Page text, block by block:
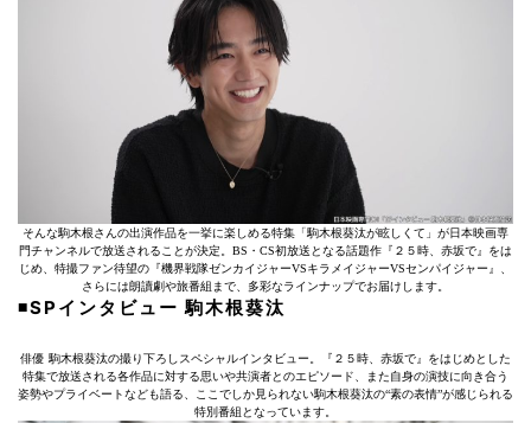
そんな駒木根さんの出演作品を一挙に楽しめる特集「駒木根葵汰が眩しくて」が日本映画専
門チャンネルで放送されることが決定。BS・CS初放送となる話題作『２５時、赤坂で』をは
じめ、特撮ファン待望の『機界戦隊ゼンカイジャーVSキラメイジャーVSセンパイジャー』、
さらには朗讀劇や旅番組まで、多彩なラインナップでお届けします。
◾️SPインタビュー 駒木根葵汰
俳優 駒木根葵汰の撮り下ろしスペシャルインタビュー。『２５時、赤坂で』をはじめとした
特集で放送される各作品に対する思いや共演者とのエピソード、また自身の演技に向き合う
姿勢やプライベートなども語る、ここでしか見られない駒木根葵汰の“素の表情”が感じられる
特別番組となっています。